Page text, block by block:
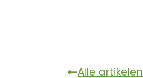
Alle artikelen